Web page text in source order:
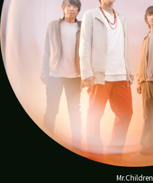
Mr.Children
ウ
ラ
ち
ゃ
ん
hiii
popupopupa